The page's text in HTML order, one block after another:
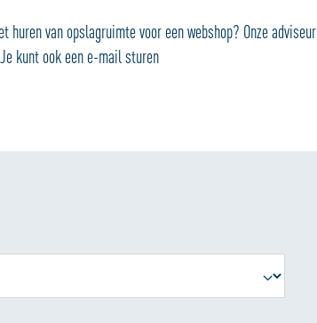
van opslagruimte voor een webshop? Onze adviseur
kunt ook een e-mail sturen